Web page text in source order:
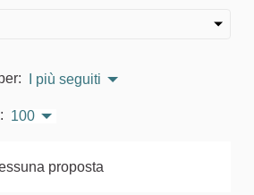
I più seguiti
100
proposta